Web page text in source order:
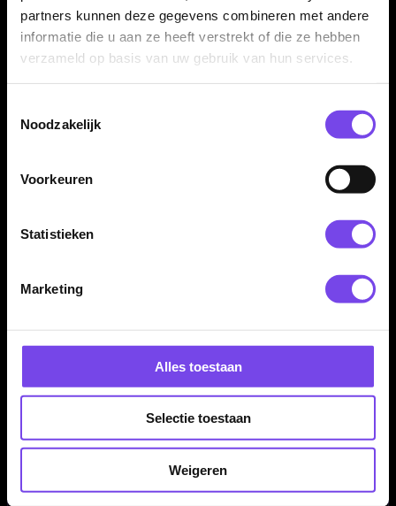
partners kunnen deze gegevens combineren met andere
informatie die u aan ze heeft verstrekt of die ze hebben
verzameld op basis van uw gebruik van hun services.
Noodzakelijk
Voorkeuren
Statistieken
Marketing
Alles toestaan
Selectie toestaan
Weigeren
Flight Kleur:Wit
Flight Materiaal:Kunststof
Flight Dikte:200 Micron
Producttype:Gegoten dart flights
Inhoud:
Dartspecialist sinds 2016
20.000+ artikelen op voorraad
350m² fysieke dartwinkel
Deskundig advies van echte darters
Gratis verzending vanaf €40
Hulp Nodig? Wij helpen graag!